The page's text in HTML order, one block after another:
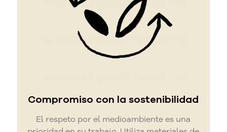
Compromiso con la sostenibilidad
El respeto por el medioambiente es una